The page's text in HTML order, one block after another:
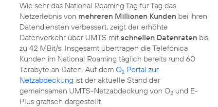
Wie sehr das National Roaming Tag für Tag das
Netzerlebnis von mehreren Millionen Kunden bei ihren
Datendiensten verbessert, zeigt der erhöhte
Datenverkehr über UMTS mit schnellen Datenraten bis
zu 42 MBit/s. Insgesamt übertragen die Telefónica
Kunden im National Roaming täglich bereits rund 60
Terabyte an Daten. Auf dem O2 Portal zur
Netzabdeckung ist der aktuelle Stand der
gemeinsamen UMTS-Netzabdeckung von O2 und E-
Plus grafisch dargestellt.